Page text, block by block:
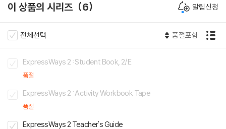
이 상품의 시리즈 6 알림신청
전체선택 품절포함
ExpressWays 2 : Student Book, 2/E
품절
ExpressWays 2 : Activity Workbook Tape
품절
ExpressWays 2 Teacher's Guide